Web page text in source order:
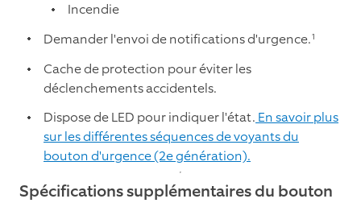
Incendie
Demander l'envoi de notifications d'urgence.1
Cache de protection pour éviter les
déclenchements accidentels.
Dispose de LED pour indiquer l'état. En savoir plus
sur les différentes séquences de voyants du
bouton d'urgence (2e génération).
Spécifications supplémentaires du bouton